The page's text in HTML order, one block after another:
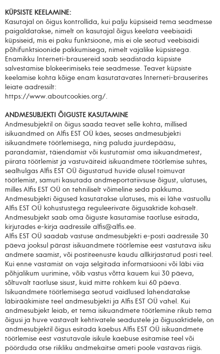
KÜPSISTE KEELAMINE:
Kasutajal on õigus kontrollida, kui palju küpsiseid tema seadmesse
paigaldatakse, nimelt on kasutajal õigus keelata veebisaidi
küpsiseid, mis ei paku funktsioone, mis ei ole seotud veebisaidi
põhifunktsioonide pakkumisega, nimelt vajalike küpsistega.
Enamikku Interneti-brausereid saab seadistada küpsiste
salvestamise blokeerimiseks teie seadmesse. Teavet küpsiste
keelamise kohta kõige enam kasutatavates Interneti-brauserites
leiate aadressilt:
https://www.aboutcookies.org/.
ANDMESUBJEKTI ÕIGUSTE KASUTAMINE
Andmesubjektil on õigus saada teavet selle kohta, millised
isikuandmed on Alfis EST OÜ käes, seoses andmesubjekti
isikuandmete töötlemisega, ning paluda juurdepääsu,
parandamist, täiendamist või kustutamist oma isikuandmetest,
piirata töötlemist ja vastuväiteid isikuandmete töötlemise suhtes,
sealhulgas Alfis EST OÜ õigustatud huvide alusel toimuvat
töötlemist, samuti kasutada andmeportatiivsuse õigust, ulatuses,
milles Alfis EST OÜ on tehniliselt võimeline seda pakkuma.
Andmesubjekti õigused kasutatakse ulatuses, mis ei lähe vastuollu
Alfis EST OÜ kohustustega reguleerivate õigusaktide kohaselt.
Andmesubjekt saab oma õiguste kasutamise taotluse esitada,
kirjutades e-kirja aadressile alfis@alfis.ee.
Alfis EST OÜ saadab vastuse andmesubjekti e-posti aadressile 30
päeva jooksul pärast isikuandmete töötlemise eest vastutava isiku
andmete saamist, või postiteenuste kaudu allkirjastatud posti teel.
Kui enne vastamist on vaja selgitada informatsiooni või läbi viia
põhjalikum uurimine, võib vastus võtta kauem kui 30 päeva,
sõltuvalt taotluse sisust, kuid mitte rohkem kui 60 päeva.
Isikuandmete töötlemisega seotud vaidlused lahendatakse
läbirääkimiste teel andmesubjekti ja Alfis EST OÜ vahel. Kui
andmesubjekt leiab, et tema isikuandmete töötlemine rikub tema
õigusi ja huve vastavalt kehtivatele seadustele ja õigusaktidele, on
andmesubjektil õigus esitada kaebus Alfis EST OÜ isikuandmete
töötlemise eest vastutavale isikule kaebuse esitamise teel või
pöörduda otse riikliku andmekaitse ameti poole vastavas riigis.